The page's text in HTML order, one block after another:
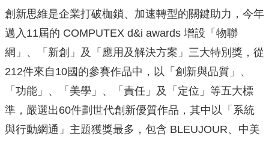
創新思維是企業打破枷鎖、加速轉型的關鍵助力，今年
邁入11屆的 COMPUTEX d&i awards 增設「物聯
網」、「新創」及「應用及解決方案」三大特別獎，從
212件來自10國的參賽作品中，以「創新與品質」、
「功能」、「美學」、「責任」及「定位」等五大標
準，嚴選出60件劃世代創新優質作品，其中以「系統
與行動網通」主題獲獎最多，包含 BLEUJOUR、中美